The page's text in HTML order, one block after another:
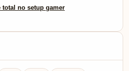
no setup gamer